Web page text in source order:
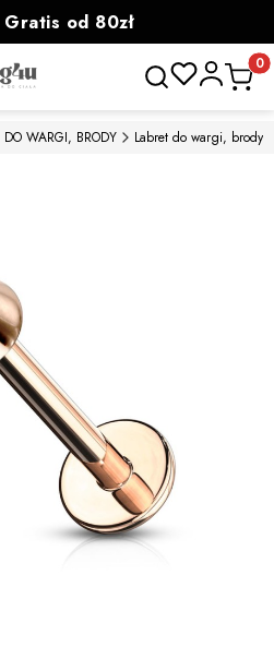
Gratis od 80zł
prezent
Otwórz
DO WARGI, BRODY Labret do wargi, brody